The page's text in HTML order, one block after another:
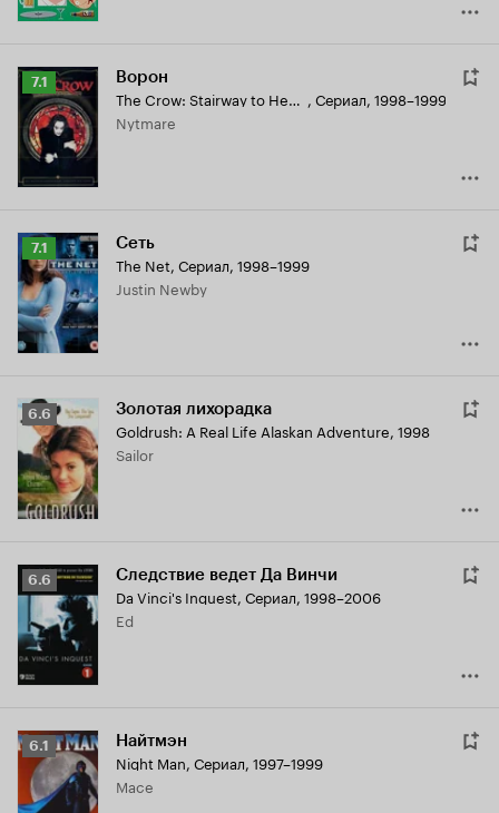
Рейтинг
Кинопоиска
7.1
7.1 Ворон
The Crow: Stairway to Heaven , Сериал, 1998–1999
Nytmare
Рейтинг
Кинопоиска
7.1
7.1 Сеть
The Net, Сериал, 1998–1999
Justin Newby
Рейтинг
Кинопоиска
6.6
6.6 Золотая лихорадка
Goldrush: A Real Life Alaskan Adventure, 1998
Sailor
Рейтинг
Кинопоиска
6.6
6.6 Следствие ведет Да Винчи
Da Vinci's Inquest, Сериал, 1998–2006
Ed
Рейтинг
Кинопоиска
6.1
6.1 Найтмэн
Night Man, Сериал, 1997–1999
Mace